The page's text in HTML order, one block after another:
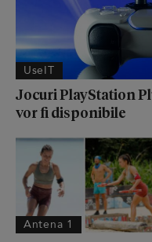
UseIT
Jocuri PlayStation
vor fi disponibile
Antena 1